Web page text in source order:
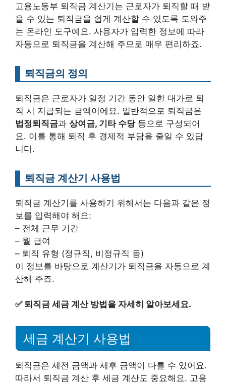
고용노동부 퇴직금 계산기는 근로자가 퇴직할 때 받
을 수 있는 퇴직금을 쉽게 계산할 수 있도록 도와주
는 온라인 도구예요. 사용자가 입력한 정보에 따라
자동으로 퇴직금을 계산해 주므로 매우 편리하죠.
퇴직금의 정의
퇴직금은 근로자가 일정 기간 동안 일한 대가로 퇴
직 시 지급되는 금액이에요. 일반적으로 퇴직금은
법정퇴직금과 상여금, 기타 수당등으로 구성되어
요. 이를 통해 퇴직 후 경제적 부담을 줄일 수 있답
니다.
퇴직금 계산기 사용법
퇴직금 계산기를 사용하기 위해서는 다음과 같은 정
보를 입력해야 해요:
– 전체 근무 기간
– 월 급여
– 퇴직 유형 (정규직, 비정규직 등)
이 정보를 바탕으로 계산기가 퇴직금을 자동으로 계
산해 주죠.
✅ 퇴직금 세금 계산 방법을 자세히 알아보세요.
세금 계산기 사용법
퇴직금은 세전 금액과 세후 금액이 다를 수 있어요.
따라서 퇴직금 계산 후 세금 계산도 중요해요. 고용